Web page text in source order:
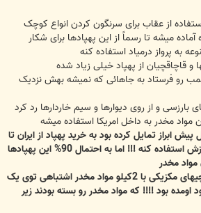
از عقاب برای سرنگون کردن انواع کوچک
میشه تا رسماً از این پهپادها برای شکار
به پرواز درمیاد استفاده کنه
و قاچاقچیان از پهپاد خیلی زیاد شده
رو فرستاد به جاهائی که نمیشه بهش نزدیک
بارزسی و از روی دیوارها و سیم خاردارها رد کرد
مخدر به داخل امریکا استفاده میشه
ابراز تمایل کرده بود به خرید پهپاد از ایران تا
به اصطلاح علیه قاچاقچیها ازش استفاده کنه !!! اما به احتمال 90% این پهپادها
مخدر
یک بار هم یک پهپاد قاچاقچیهای مکزیکی با 2کیلو مواد مخدر اشتباهی توی یک
اومده بود !!!! که مواد مخدر رو بسته بودند زیر